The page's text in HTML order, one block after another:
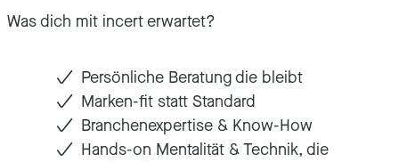
Was dich mit incert erwartet?
Persönliche Beratung die bleibt
Marken-fit statt Standard
Branchenexpertise & Know-How
Hands-on Mentalität & Technik, die